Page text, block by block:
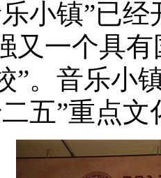
小镇”已
又一个具
”。音乐小
五”重点